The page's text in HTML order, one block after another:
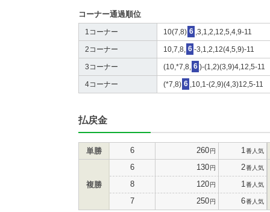
コーナー通過順位
1コーナー 10(7,8) 6 ,3,1,2,12,5,4,9-11
2コーナー 10,7,8, 6 -3,1,2,12(4,5,9)-11
3コーナー (10,*7,8, 6 )-(1,2)(3,9)4,12,5-11
4コーナー (*7,8) 6 ,10,1-(2,9)(4,3)12,5-11
払戻金
単勝 6 260円 1 番人気
複勝
6 130円 2番人気
8 120円 1 番人気
7 250円 6番人気